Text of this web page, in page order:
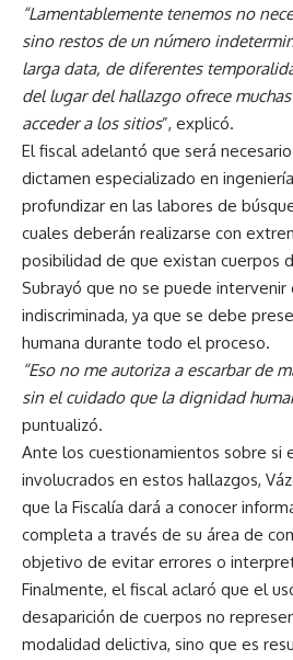
“Lamentablemente tenemos no
sino restos de un número
larga data, de diferentes
del lugar del hallazgo ofrece
acceder a los sitios”, explicó.
El fiscal adelantó que será
dictamen especializado en
profundizar en las labores de
cuales deberán realizarse con
posibilidad de que existan cuerpos
Subrayó que no se puede intervenir
indiscriminada, ya que se debe
humana durante todo el proceso.
“Eso no me autoriza a escarbar de
sin el cuidado que la dignidad
puntualizó.
Ante los cuestionamientos sobre si
involucrados en estos hallazgos,
que la Fiscalía dará a conocer
completa a través de su área de
objetivo de evitar errores o
Finalmente, el fiscal aclaró que el
desaparición de cuerpos no
modalidad delictiva, sino que es